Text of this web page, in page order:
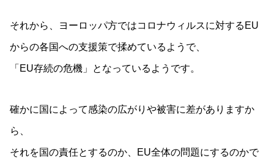
それから、ヨーロッパ方ではコロナウィルスに対するEU
からの各国への支援策で揉めているようで、
「EU存続の危機」となっているようです。
確かに国によって感染の広がりや被害に差がありますか
ら、
それを国の責任とするのか、EU全体の問題にするのかで